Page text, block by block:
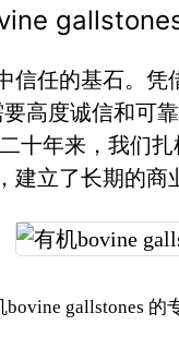
任的基石。凭
高度诚信和可
十年来，我们
立了长期的商
bovine gallstones 的